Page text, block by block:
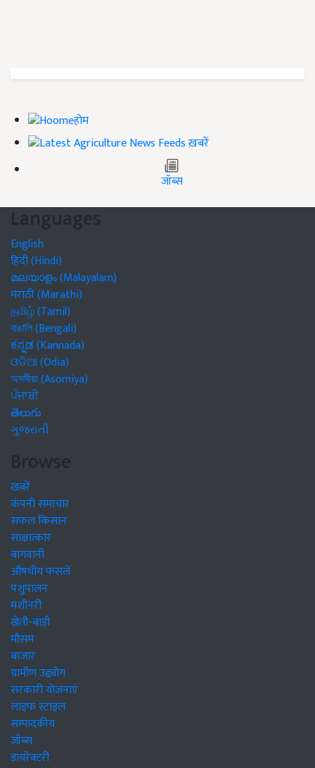
होम
ख़बरें
जॉब्स
Languages
English
हिंदी (Hindi)
മലയാളം (Malayalam)
मराठी (Marathi)
தமிழ் (Tamil)
বাঙালি (Bengali)
ಕನ್ನಡ (Kannada)
ଓଡିଆ (Odia)
অসমীয়া (Asomiya)
ਪੰਜਾਬੀ
తెలుగు
ગુજરાતી
Browse
खबरें
कंपनी समाचार
सफल किसान
साक्षात्कार
बागवानी
औषधीय फसलें
पशुपालन
मशीनरी
खेती-बाड़ी
मौसम
बाजार
ग्रामीण उद्द्योग
सरकारी योजनाएं
लाइफ स्टाइल
सम्पादकीय
जॉब्स
डायरेक्टरी